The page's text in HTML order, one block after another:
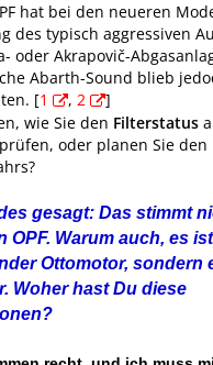
hat bei den neueren
des typisch aggressiven
oder Akrapovič-
Abarth-Sound blieb
[1 , 2
]
wie Sie den Filterstatus
oder planen Sie den
gesagt: Das stimmt
OPF. Warum auch, es
Ottomotor, sondern
Woher hast Du diese